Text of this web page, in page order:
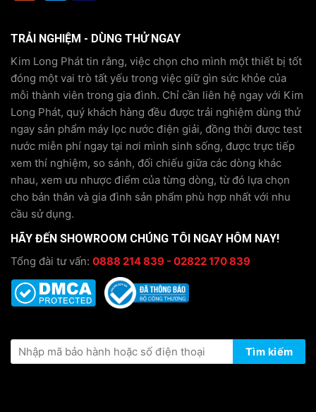
TRẢI NGHIỆM - DÙNG THỬ NGAY
Kim Long Phát tin rằng, việc chọn cho mình một thiết bị tốt
đóng một vai trò tất yếu trong việc giữ gìn sức khỏe của
mỗi thành viên trong gia đình. Chỉ cần liên hệ ngay với Kim
Long Phát, quý khách hàng đều được trải nghiệm dùng thử
ngay sản phẩm máy lọc nước điện giải, đồng thời được test
nước miễn phí ngay tại nơi mình sinh sống, được trực tiếp
xem thí nghiệm, so sánh, đối chiếu giữa các dòng khác
nhau, xem ưu nhược điểm của từng dòng, từ đó lựa chọn
cho bản thân và gia đình sản phẩm phù hợp nhất với nhu
cầu sử dụng.
HÃY ĐẾN SHOWROOM CHÚNG TÔI NGAY HÔM NAY!
Tổng đài tư vấn: 0888 214 839 - 02822 170 839
Tìm kiếm